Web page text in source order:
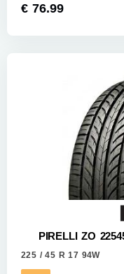
€ 76.99
PIRELLI ZO
225 / 45 R 17 94W